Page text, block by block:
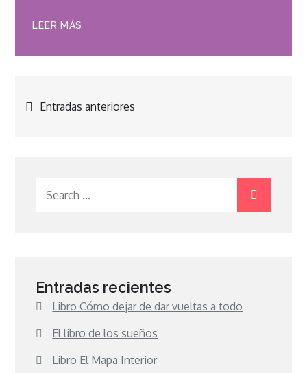
LEER MÁS
Navegación
Entradas anteriores
Entradas recientes
Libro Cómo dejar de dar vueltas a todo
El libro de los sueños
Libro El Mapa Interior